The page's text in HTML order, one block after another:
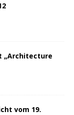
„Architecture
vom 19.